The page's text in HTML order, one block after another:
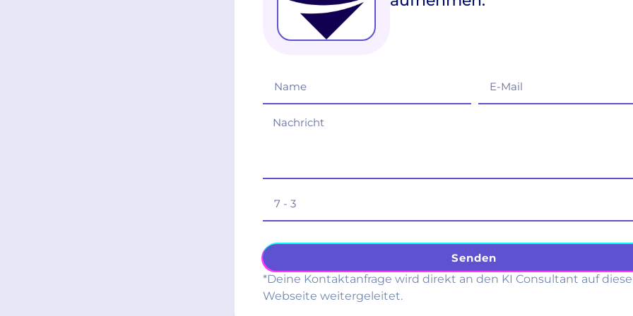
Senden
*Deine Kontaktanfrage wird direkt an den KI Consultant auf
Webseite weitergeleitet.